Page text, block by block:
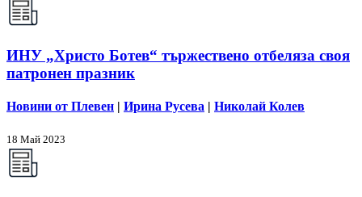
ИНУ „Христо Ботев“ тържествено отбеляза своя
патронен празник
Новини от Плевен | Ирина Русева | Николай Колев
18 Май 2023